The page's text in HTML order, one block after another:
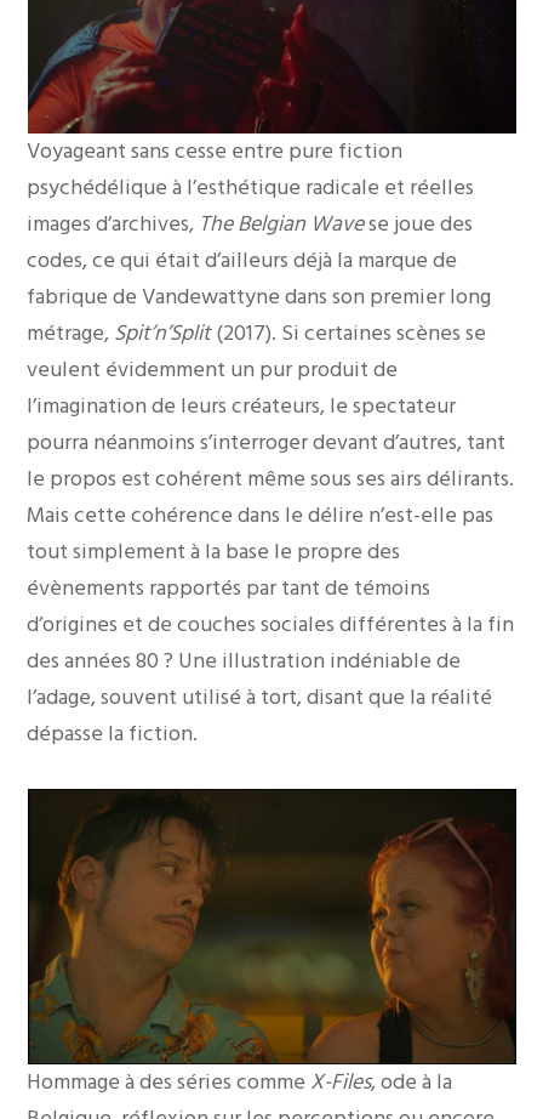
Voyageant sans cesse entre pure fiction
psychédélique à l’esthétique radicale et réelles
images d’archives, The Belgian Wavese joue des
codes, ce qui était d’ailleurs déjà la marque de
fabrique de Vandewattyne dans son premier long
métrage, Spit’n’Split(2017). Si certaines scènes se
veulent évidemment un pur produit de
l’imagination de leurs créateurs, le spectateur
pourra néanmoins s’interroger devant d’autres, tant
le propos est cohérent même sous ses airs délirants.
Mais cette cohérence dans le délire n’est-elle pas
tout simplement à la base le propre des
évènements rapportés par tant de témoins
d’origines et de couches sociales différentes à la fin
des années 80 ? Une illustration indéniable de
l’adage, souvent utilisé à tort, disant que la réalité
dépasse la fiction.
Hommage à des séries comme X-Files, ode à la